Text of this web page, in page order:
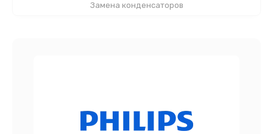
Замена конденсаторов